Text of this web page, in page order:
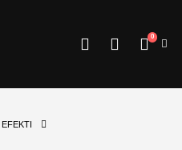
0
EFEKTI